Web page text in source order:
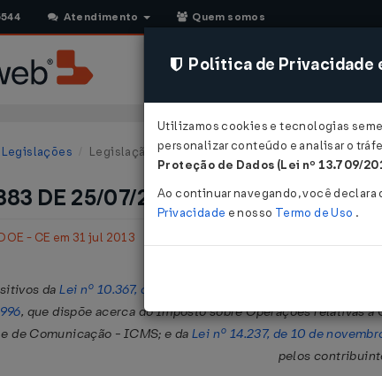
Atendimento Quem somos
CONSULTORIA
Legislações Legislação Estadual - Ceará
DE 25/07/2013
- CE em 31 jul 2013
daLei nº 10.367, de 7 de dezembro de 1979 , que cria o
, que dispõe acerca do Imposto sobre Operações relativas
de Comunicação - ICMS; e daLei nº 14.237, de 10 de
pelos
Política de Privacidade
Utilizamos cookies e tecnologias
personalizar conteúdo e analisar o
Proteção de Dados (Lei nº 13.709/
Ao continuar navegando, você declara
Privacidade e nosso Termo de Uso .